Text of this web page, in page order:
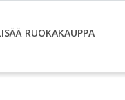
RUOKAKAUPPA